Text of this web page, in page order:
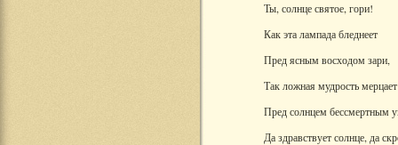
Ты, солнце святое, гори!
Как эта лампада бледнеет
Пред ясным восходом зари,
Так ложная мудрость мерцает
Пред солнцем бессмертным
Да здравствует солнце, да